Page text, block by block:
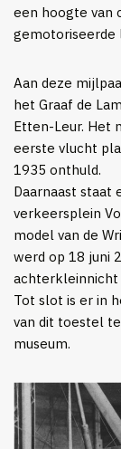
een hoogte van
gemotoriseerde
Aan deze
het Graaf de
Etten-Leur. Het
eerste vlucht
1935 onthuld.
Daarnaast staat
verkeersplein
model van de
werd op 18 juni
achterkleinnicht
Tot slot is er in
van dit toestel
museum.